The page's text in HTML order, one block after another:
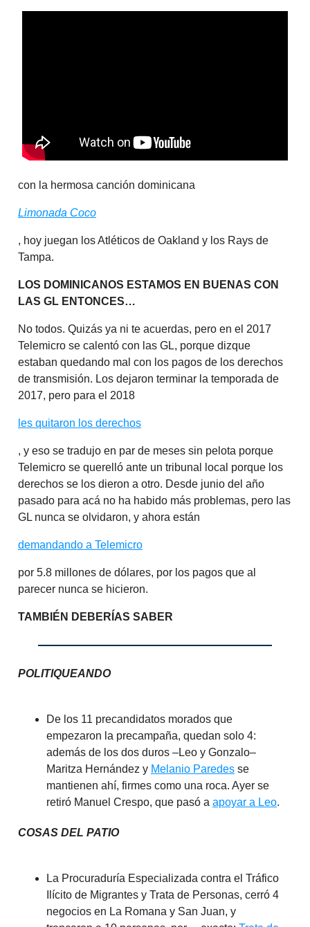
con la hermosa canción dominicana
Limonada Coco
, hoy juegan los Atléticos de Oakland y los Rays de
Tampa.
LOS DOMINICANOS ESTAMOS EN BUENAS CON
LAS GL ENTONCES…
No todos. Quizás ya ni te acuerdas, pero en el 2017
Telemicro se calentó con las GL, porque dizque
estaban quedando mal con los pagos de los derechos
de transmisión. Los dejaron terminar la temporada de
2017, pero para el 2018
les quitaron los derechos
, y eso se tradujo en par de meses sin pelota porque
Telemicro se querelló ante un tribunal local porque los
derechos se los dieron a otro. Desde junio del año
pasado para acá no ha habido más problemas, pero las
GL nunca se olvidaron, y ahora están
demandando a Telemicro
por 5.8 millones de dólares, por los pagos que al
parecer nunca se hicieron.
TAMBIÉN DEBERÍAS SABER
POLITIQUEANDO
De los 11 precandidatos morados que
empezaron la precampaña, quedan solo 4:
además de los dos duros –Leo y Gonzalo–
Maritza Hernández y Melanio Paredes se
mantienen ahí, firmes como una roca. Ayer se
retiró Manuel Crespo, que pasó a apoyar a Leo.
COSAS DEL PATIO
La Procuraduría Especializada contra el Tráfico
Ilícito de Migrantes y Trata de Personas, cerró 4
negocios en La Romana y San Juan, y